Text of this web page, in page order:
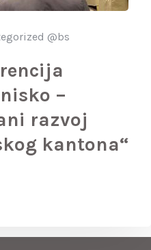
@bs
–
razvoj
kantona“